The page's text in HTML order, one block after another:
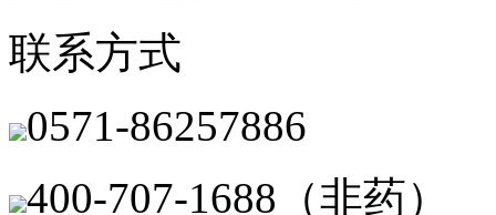
联系方式
0571-86257886
400-707-1688（非药）